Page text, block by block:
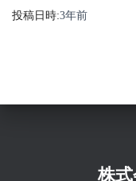
投稿日時:3年前
株